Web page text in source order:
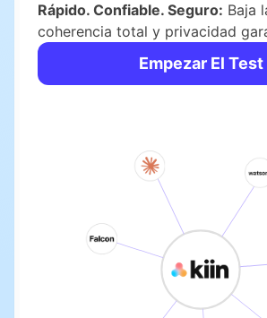
Rápido. Confiable. Seguro: Baja
coherencia total y privacidad
Empezar El Test